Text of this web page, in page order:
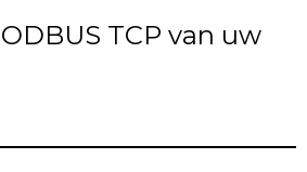
TCP van uw